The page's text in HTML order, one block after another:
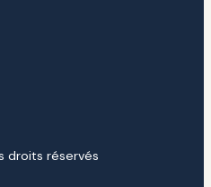
droits réservés